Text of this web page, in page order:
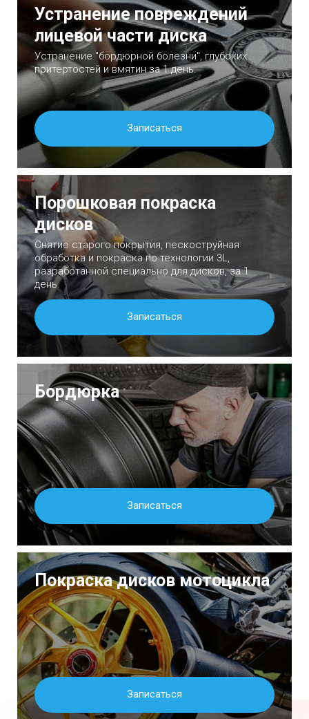
Устранение повреждений
лицевой части диска
Устранение "бордюрной болезни", глубоких
притертостей и вмятин за 1 день.
Записаться
Порошковая покраска
дисков
Снятие старого покрытия, пескоструйная
обработка и покраска по технологии 3L,
разработанной специально для дисков, за 1
день.
Записаться
Бордюрка
Записаться
Покраска дисков мотоцикла
Записаться